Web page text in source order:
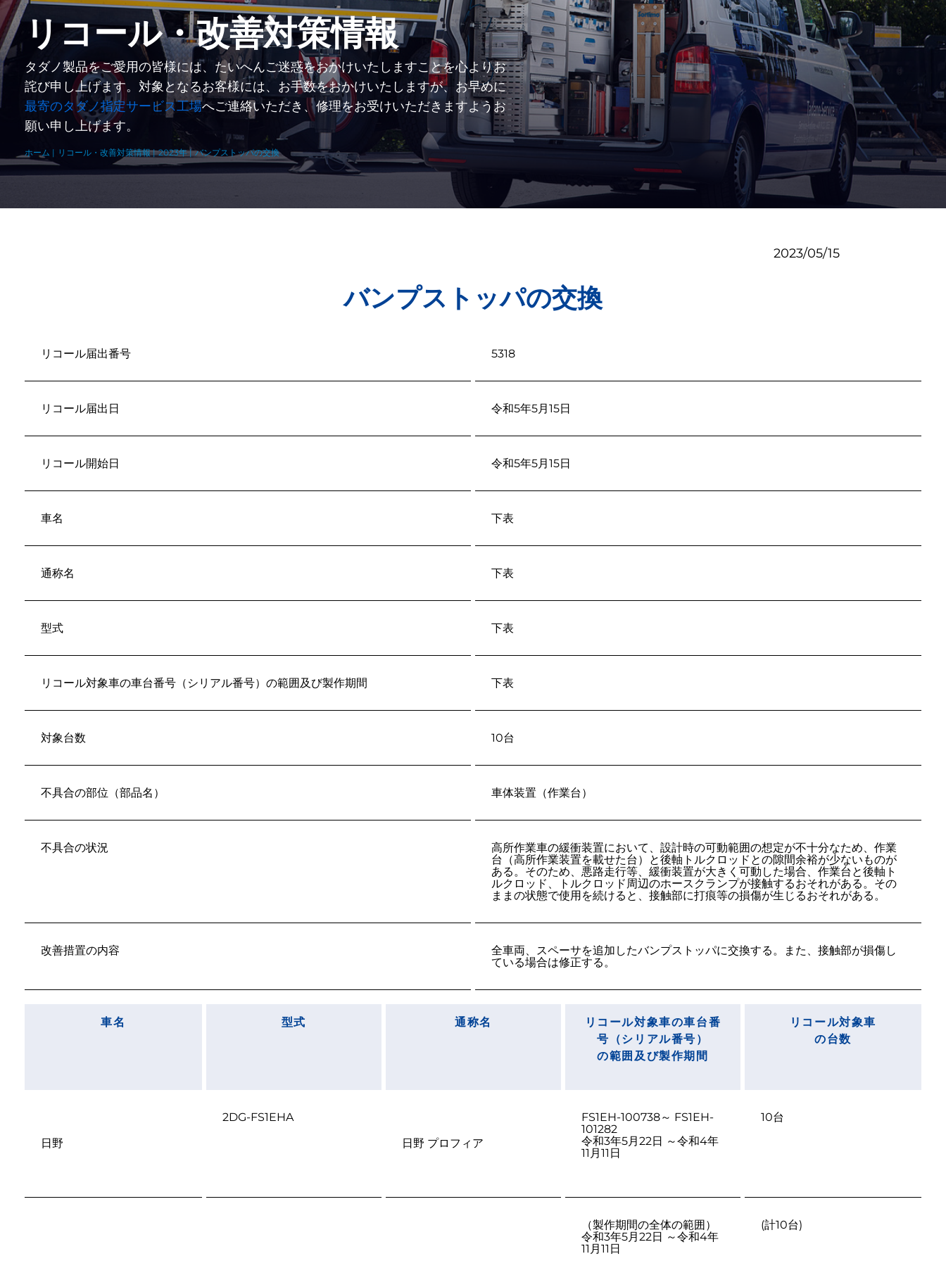
リコール・改善対策情報
タダノ製品をご愛用の皆様には、たいへんご迷惑をおかけいたしますことを心よりお
詫び申し上げます。対象となるお客様には、お手数をおかけいたしますが、お早めに
最寄のタダノ指定サービス工場へご連絡いただき、修理をお受けいただきますようお
願い申し上げます。
ホーム リコール・改善対策情報 2023年 バンプストッパの交換
2023/05/15
バンプストッパの交換
リコール届出番号
リコール届出日
リコール開始日
車名
通称名
型式
リコール対象車の車台番号（シリアル番号）の範囲及び製作期間
対象台数
不具合の部位（部品名）
不具合の状況
高所作業車の緩衝装置において、設計時の可動範囲の想定が不十分なため、作業
台（高所作業装置を載せた台）と後軸トルクロッドとの隙間余裕が少ないものが
ある。そのため、悪路走行等、緩衝装置が大きく可動した場合、作業台と後軸ト
ルクロッド、トルクロッド周辺のホースクランプが接触するおそれがある。その
改善措置の内容
全車両、スペーサを追加したバンプストッパに交換する。また、接触部が損傷し
車名 型式 通称名
リコール対象車の車台番
号（シリアル番号）
の範囲及び製作期間
リコール対象車
の台数
日野
2DG-FS1EHA
日野 プロフィア
FS1EH-100738～ FS1EH-
101282
令和3年5月22日 ～令和4年
11月11日
（製作期間の全体の範囲）
令和3年5月22日 ～令和4年
11月11日